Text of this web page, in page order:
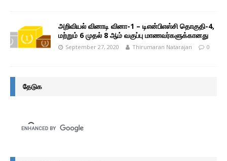
அறிவியல் வினாடி வினா-1 – டிஎன்பிஎஸ்சி தொகுதி-4,
மற்றும் 6 முதல் 8 ஆம் வகுப்பு மாணவர்களுக்கானது
September 27, 2020 Thirumaran Natarajan 0
தேடுக